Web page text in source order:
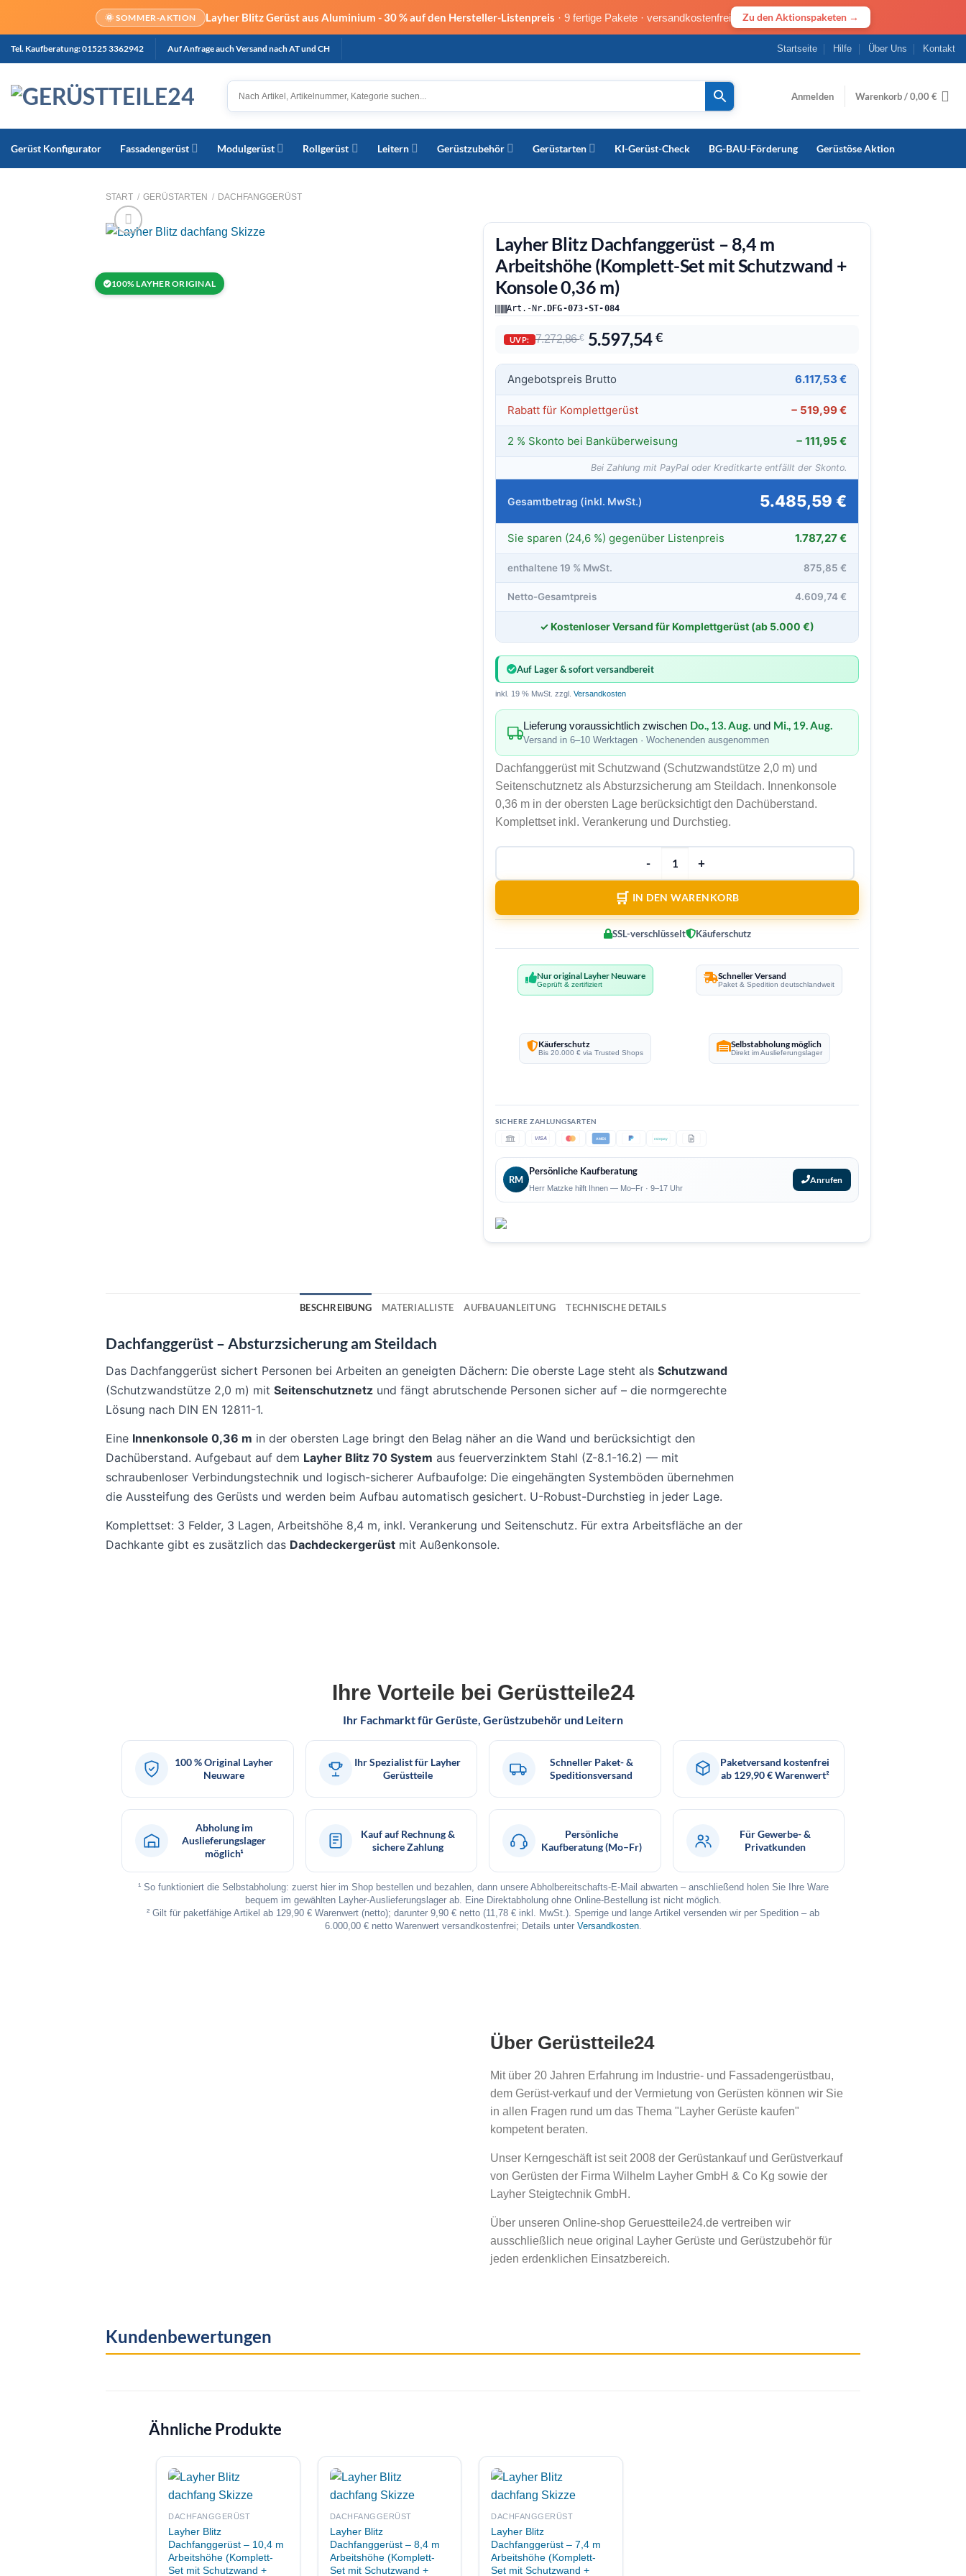
🌞 SOMMER-AKTION Layher Blitz Gerüst aus Aluminium -30 % auf den Hersteller-Listenpreis · 9 fertige Pakete · versandkostenfrei Zu den Aktionspaketen →
Tel. Kaufberatung: 01525 3362942 Auf Anfrage auch Versand nach AT und CH Startseite Hilfe Über Uns Kontakt
Anmelden Warenkorb /0,00€
Gerüst Konfigurator Fassadengerüst Modulgerüst Rollgerüst Leitern Gerüstzubehör Gerüstarten KI-Gerüst-Check BG-BAU-Förderung Gerüstöse Aktion
START / GERÜSTARTEN / DACHFANGGERÜST
100% LAYHER ORIGINAL
Layher Blitz Dachfanggerüst – 8,4 m
Arbeitshöhe (Komplett-Set mit Schutzwand +
Konsole 0,36 m)
Art.-Nr. DFG-073-ST-084
UVP: 7.272,86€ 5.597,54€
Angebotspreis Brutto 6.117,53 €
Rabatt für Komplettgerüst − 519,99 €
2 % Skonto bei Banküberweisung − 111,95 €
Bei Zahlung mit PayPal oder Kreditkarte entfällt der Skonto.
Gesamtbetrag (inkl. MwSt.) 5.485,59 €
Sie sparen (24,6 %) gegenüber Listenpreis 1.787,27 €
enthaltene 19 % MwSt. 875,85 €
Netto-Gesamtpreis 4.609,74 €
✓ Kostenloser Versand für Komplettgerüst (ab 5.000 €)
Auf Lager & sofort versandbereit
inkl. 19 % MwSt. zzgl. Versandkosten
Lieferung voraussichtlich zwischen Do., 13. Aug. und Mi., 19. Aug.
Versand in 6–10 Werktagen · Wochenenden ausgenommen
Dachfanggerüst mit Schutzwand (Schutzwandstütze 2,0 m) und
Seitenschutznetz als Absturzsicherung am Steildach. Innenkonsole
0,36 m in der obersten Lage berücksichtigt den Dachüberstand.
Komplettset inkl. Verankerung und Durchstieg.
IN DEN WARENKORB
SSL-verschlüsselt Käuferschutz
Nur original Layher Neuware
Geprüft & zertifiziert
Schneller Versand
Paket & Spedition deutschlandweit
Käuferschutz
Bis 20.000 € via Trusted Shops
Selbstabholung möglich
Direkt im Auslieferungslager
VISA AMEX ratepay
RM
Persönliche Kaufberatung
Herr Matzke hilft Ihnen — Mo–Fr · 9–17 Uhr
Anrufen
BESCHREIBUNG MATERIALLISTE AUFBAUANLEITUNG TECHNISCHE DETAILS
Dachfanggerüst – Absturzsicherung am Steildach
Das Dachfanggerüst sichert Personen bei Arbeiten an geneigten Dächern: Die oberste Lage steht als Schutzwand
(Schutzwandstütze 2,0 m) mit Seitenschutznetz und fängt abrutschende Personen sicher auf – die normgerechte
Lösung nach DIN EN 12811-1.
Eine Innenkonsole 0,36 m in der obersten Lage bringt den Belag näher an die Wand und berücksichtigt den
Dachüberstand. Aufgebaut auf dem Layher Blitz 70 System aus feuerverzinktem Stahl (Z-8.1-16.2) — mit
schraubenloser Verbindungstechnik und logisch-sicherer Aufbaufolge: Die eingehängten Systemböden übernehmen
die Aussteifung des Gerüsts und werden beim Aufbau automatisch gesichert. U-Robust-Durchstieg in jeder Lage.
Komplettset: 3 Felder, 3 Lagen, Arbeitshöhe 8,4 m, inkl. Verankerung und Seitenschutz. Für extra Arbeitsfläche an der
Dachkante gibt es zusätzlich das Dachdeckergerüst mit Außenkonsole.
Ihre Vorteile bei Gerüstteile24
Ihr Fachmarkt für Gerüste, Gerüstzubehör und Leitern
100 % Original Layher
Neuware
Ihr Spezialist für Layher
Gerüstteile
Schneller Paket- &
Speditionsversand
Paketversand kostenfrei
ab 129,90 € Warenwert²
Abholung im
Auslieferungslager
möglich¹
Kauf auf Rechnung &
sichere Zahlung
Persönliche
Kaufberatung (Mo–Fr)
Für Gewerbe- &
Privatkunden
¹ So funktioniert die Selbstabholung: zuerst hier im Shop bestellen und bezahlen, dann unsere Abholbereitschafts-E-Mail abwarten – anschließend holen Sie Ihre Ware
bequem im gewählten Layher-Auslieferungslager ab. Eine Direktabholung ohne Online-Bestellung ist nicht möglich.
² Gilt für paketfähige Artikel ab 129,90 € Warenwert (netto); darunter 9,90 € netto (11,78 € inkl. MwSt.). Sperrige und lange Artikel versenden wir per Spedition – ab
6.000,00 € netto Warenwert versandkostenfrei; Details unter Versandkosten.
Über Gerüstteile24
Mit über 20 Jahren Erfahrung im Industrie- und Fassadengerüstbau,
dem Gerüst-verkauf und der Vermietung von Gerüsten können wir Sie
in allen Fragen rund um das Thema "Layher Gerüste kaufen"
kompetent beraten.
Unser Kerngeschäft ist seit 2008 der Gerüstankauf und Gerüstverkauf
von Gerüsten der Firma Wilhelm Layher GmbH & Co Kg sowie der
Layher Steigtechnik GmbH.
Über unseren Online-shop Geruestteile24.de vertreiben wir
ausschließlich neue original Layher Gerüste und Gerüstzubehör für
jeden erdenklichen Einsatzbereich.
Kundenbewertungen
Ähnliche Produkte
DACHFANGGERÜST
Layher Blitz
Dachfanggerüst – 10,4 m
Arbeitshöhe (Komplett-
Set mit Schutzwand +
DACHFANGGERÜST
Layher Blitz
Dachfanggerüst – 8,4 m
Arbeitshöhe (Komplett-
Set mit Schutzwand +
DACHFANGGERÜST
Layher Blitz
Dachfanggerüst – 7,4 m
Arbeitshöhe (Komplett-
Set mit Schutzwand +